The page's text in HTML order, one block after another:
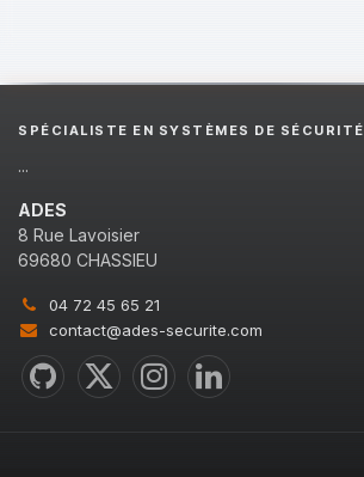
SPÉCIALISTE EN SYSTÈMES DE SÉCURITÉ
...
ADES
8 Rue Lavoisier
69680 CHASSIEU
04 72 45 65 21
contact@ades-securite.com